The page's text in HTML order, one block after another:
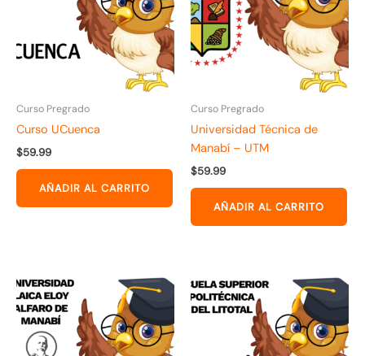
Curso Pregrado
Curso UCuenca
$59.99
AÑADIR AL CARRITO
Curso Pregrado
Universidad Técnica de
Manabí – UTM
$59.99
AÑADIR AL CARRITO